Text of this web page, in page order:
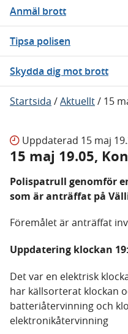
Anmäl brott
Tipsa polisen
Skydda dig mot brott
Startsida /Aktuellt/ 15
Uppdaterad 15 maj
15 maj 19.05,
Polispatrull genomför
som är anträffat på
Föremålet är anträffat
Uppdatering klockan
Det var en elektrisk
har källsorterat klockan
batteriåtervinning och
elektronikåtervinning